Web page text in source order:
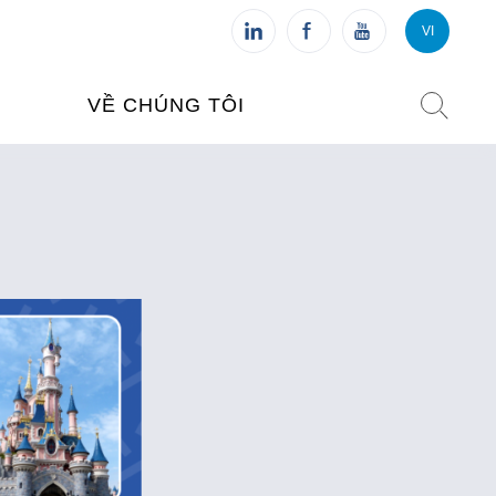
NAM
VỀ CHÚNG TÔI
CHI NHÁNH: HUẾ
CHI NHÁNH: ĐÀ NẴNG
CHI NHÁNH: TPHCM
VI
VI FR